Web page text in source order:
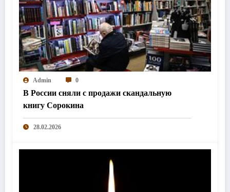
Admin 0
В России сняли с продажи скандальную
книгу Сорокина
28.02.2026